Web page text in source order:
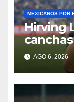
MEXICANOS POR
Hirving
AGO 6, 2026